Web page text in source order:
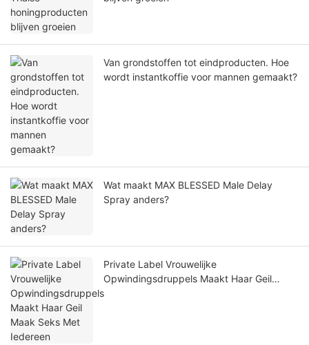
Van grondstoffen tot eindproducten. Hoe
wordt instantkoffie voor mannen gemaakt?
Wat maakt MAX BLESSED Male Delay
Spray anders?
Private Label Vrouwelijke
Opwindingsdruppels Maakt Haar Geil
Maak Seks Met Iedereen